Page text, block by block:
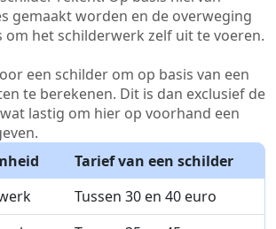
gemaakt worden en de overweging
om het schilderwerk zelf uit te voeren.
een schilder om op basis van een
te berekenen. Dit is dan exclusief de
lastig om hier op voorhand een
Tarief van een schilder
Tussen 30 en 40 euro